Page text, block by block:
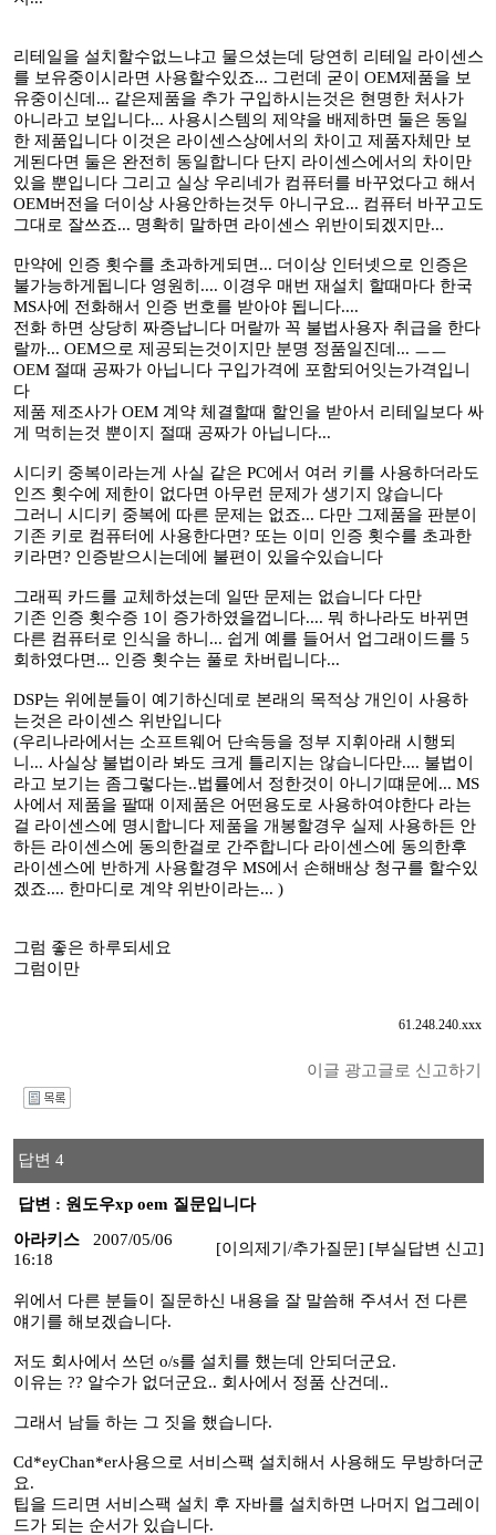
리테일을 설치할수없느냐고 물으셨는데 당연히 리테일 라이센스
를 보유중이시라면 사용할수있죠... 그런데 굳이 OEM제품을 보
유중이신데... 같은제품을 추가 구입하시는것은 현명한 처사가
아니라고 보입니다... 사용시스템의 제약을 배제하면 둘은 동일
한 제품입니다 이것은 라이센스상에서의 차이고 제품자체만 보
게된다면 둘은 완전히 동일합니다 단지 라이센스에서의 차이만
있을 뿐입니다 그리고 실상 우리네가 컴퓨터를 바꾸었다고 해서
OEM버전을 더이상 사용안하는것두 아니구요... 컴퓨터 바꾸고도
그대로 잘쓰죠... 명확히 말하면 라이센스 위반이되겠지만...
만약에 인증 횟수를 초과하게되면... 더이상 인터넷으로 인증은
불가능하게됩니다 영원히.... 이경우 매번 재설치 할때마다 한국
MS사에 전화해서 인증 번호를 받아야 됩니다....
전화 하면 상당히 짜증납니다 머랄까 꼭 불법사용자 취급을 한다
랄까... OEM으로 제공되는것이지만 분명 정품일진데... ㅡㅡ
OEM 절때 공짜가 아닙니다 구입가격에 포함되어잇는가격입니
다
제품 제조사가 OEM 계약 체결할때 할인을 받아서 리테일보다 싸
게 먹히는것 뿐이지 절때 공짜가 아닙니다...
시디키 중복이라는게 사실 같은 PC에서 여러 키를 사용하더라도
인즈 횟수에 제한이 없다면 아무런 문제가 생기지 않습니다
그러니 시디키 중복에 따른 문제는 없죠... 다만 그제품을 판분이
기존 키로 컴퓨터에 사용한다면? 또는 이미 인증 횟수를 초과한
키라면? 인증받으시는데에 불편이 있을수있습니다
그래픽 카드를 교체하셨는데 일딴 문제는 없습니다 다만
기존 인증 횟수증 1이 증가하였을껍니다.... 뭐 하나라도 바뀌면
다른 컴퓨터로 인식을 하니... 쉽게 예를 들어서 업그래이드를 5
회하였다면... 인증 횟수는 풀로 차버립니다...
DSP는 위에분들이 예기하신데로 본래의 목적상 개인이 사용하
는것은 라이센스 위반입니다
(우리나라에서는 소프트웨어 단속등을 정부 지휘아래 시행되
니... 사실상 불법이라 봐도 크게 틀리지는 않습니다만.... 불법이
라고 보기는 좀그렇다는..법률에서 정한것이 아니기떄문에... MS
사에서 제품을 팔때 이제품은 어떤용도로 사용하여야한다 라는
걸 라이센스에 명시합니다 제품을 개봉할경우 실제 사용하든 안
하든 라이센스에 동의한걸로 간주합니다 라이센스에 동의한후
라이센스에 반하게 사용할경우 MS에서 손해배상 청구를 할수있
겠죠.... 한마디로 계약 위반이라는... )
그럼 좋은 하루되세요
그럼이만
61.248.240.xxx
이글 광고글로 신고하기
답변 4
답변 : 원도우xp oem 질문입니다
아라키스
2007/05/06
16:18
[이의제기/추가질문] [부실답변 신고]
위에서 다른 분들이 질문하신 내용을 잘 말씀해 주셔서 전 다른
얘기를 해보겠습니다.
저도 회사에서 쓰던 o/s를 설치를 했는데 안되더군요.
이유는 ?? 알수가 없더군요.. 회사에서 정품 산건데..
그래서 남들 하는 그 짓을 했습니다.
Cd*eyChan*er사용으로 서비스팩 설치해서 사용해도 무방하더군
요.
팁을 드리면 서비스팩 설치 후 자바를 설치하면 나머지 업그레이
드가 되는 순서가 있습니다.